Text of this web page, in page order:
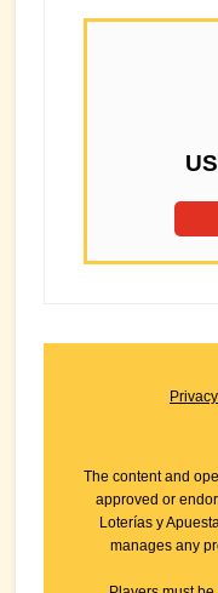
The content and
approved or
Loterías y
manages any